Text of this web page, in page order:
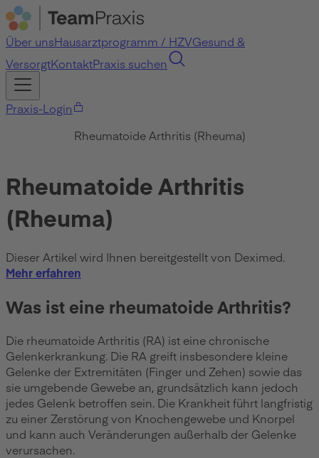
Über unsHausarztprogramm / HZVGesund &
VersorgtKontaktPraxis suchen
Praxis-Login
Rheumatoide Arthritis (Rheuma)
Rheumatoide Arthritis
(Rheuma)
Dieser Artikel wird Ihnen bereitgestellt von Deximed.
Mehr erfahren
Was ist eine rheumatoide Arthritis?
Die rheumatoide Arthritis (RA) ist eine chronische
Gelenkerkrankung. Die RA greift insbesondere kleine
Gelenke der Extremitäten (Finger und Zehen) sowie das
sie umgebende Gewebe an, grundsätzlich kann jedoch
jedes Gelenk betroffen sein. Die Krankheit führt langfristig
zu einer Zerstörung von Knochengewebe und Knorpel
und kann auch Veränderungen außerhalb der Gelenke
verursachen.